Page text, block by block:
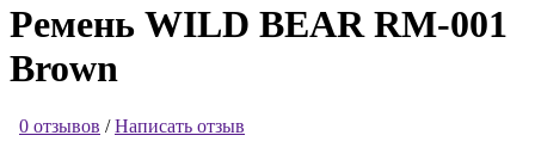
Ремень WILD BEAR RM-001
Brown
0 отзывов /Написать отзыв